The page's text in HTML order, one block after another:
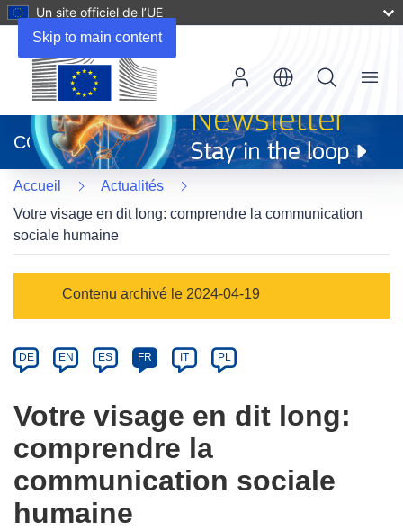
Skip to main content
Un site officiel de l’UE
dans
une
nouvelle
fenêtre)
CORDIS
Menu
Accueil
Actualités
Votre visage en dit long: comprendre la communication
sociale humaine
Category
Contenu archivé le 2024-04-19
Article
available
the
following
languages:
DE EN ES FR IT PL
Votre visage en dit long:
comprendre la
communication sociale
humaine